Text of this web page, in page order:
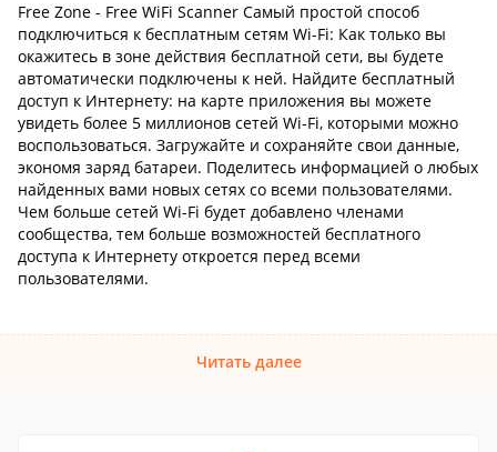
Free Zone - Free WiFi Scanner Самый простой способ
подключиться к бесплатным сетям Wi-Fi: Как только вы
окажитесь в зоне действия бесплатной сети, вы будете
автоматически подключены к ней. Найдите бесплатный
доступ к Интернету: на карте приложения вы можете
увидеть более 5 миллионов сетей Wi-Fi, которыми можно
воспользоваться. Загружайте и сохраняйте свои данные,
экономя заряд батареи. Поделитесь информацией о любых
найденных вами новых сетях со всеми пользователями.
Чем больше сетей Wi-Fi будет добавлено членами
сообщества, тем больше возможностей бесплатного
доступа к Интернету откроется перед всеми
пользователями.
Читать далее